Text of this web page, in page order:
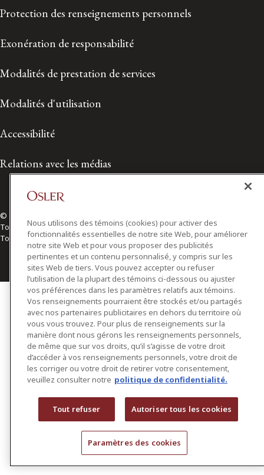
Protection des renseignements personnels
Exonération de responsabilité
Modalités de prestation de services
Modalités d'utilisation
Accessibilité
Relations avec les médias
© 2026 Osler, Hoskin & Harcourt S.E.N.C.R.L./s.r.l.
Tous droits réservés
Toronto | Montréal | Calgary | Vancouver | Ottawa | New York
Nous utilisons des témoins (cookies) pour activer des
fonctionnalités essentielles de notre site Web, pour améliorer
notre site Web et pour vous proposer des publicités
pertinentes et un contenu personnalisé, y compris sur les
sites Web de tiers. Vous pouvez accepter ou refuser
l’utilisation de la plupart des témoins ci-dessous ou ajuster
vos préférences dans les paramètres relatifs aux témoins.
Vos renseignements pourraient être stockés et/ou partagés
avec nos partenaires publicitaires en dehors du territoire où
vous vous trouvez. Pour plus de renseignements sur la
manière dont nous gérons les renseignements personnels,
de même que sur vos droits, qu’il s’agisse de votre droit
d’accéder à vos renseignements personnels, votre droit de
les corriger ou votre droit de retirer votre consentement,
veuillez consulter notre politique de confidentialité.
Tout refuser Autoriser tous les cookies
Paramètres des cookies